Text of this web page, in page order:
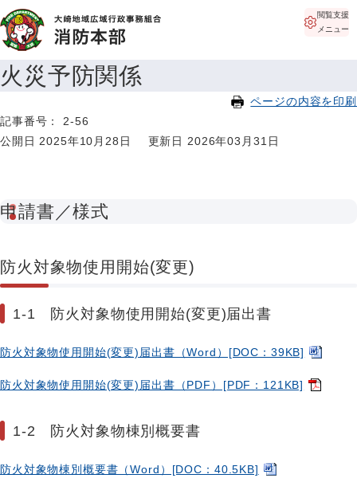
閲覧支援
メニュー
火災予防関係
ページの内容を印刷
記事番号： 2-56
公開日 2025年10月28日
更新日 2026年03月31日
申請書／様式
防火対象物使用開始(変更)
1-1 防火対象物使用開始(変更)届出書
防火対象物使用開始(変更)届出書（Word）[DOC：39KB]
防火対象物使用開始(変更)届出書（PDF）[PDF：121KB]
1-2 防火対象物棟別概要書
防火対象物棟別概要書（Word）[DOC：40.5KB]